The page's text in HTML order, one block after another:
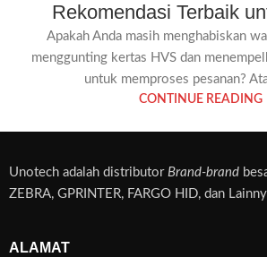
Rekomendasi Terbaik
Apakah Anda masih menghabiskan
menggunting kertas HVS dan
untuk memproses pesanan?
CONTINUE READING
Unotech adalah distributor Brand-brand
ZEBRA, GPRINTER, FARGO HID, dan
ALAMAT